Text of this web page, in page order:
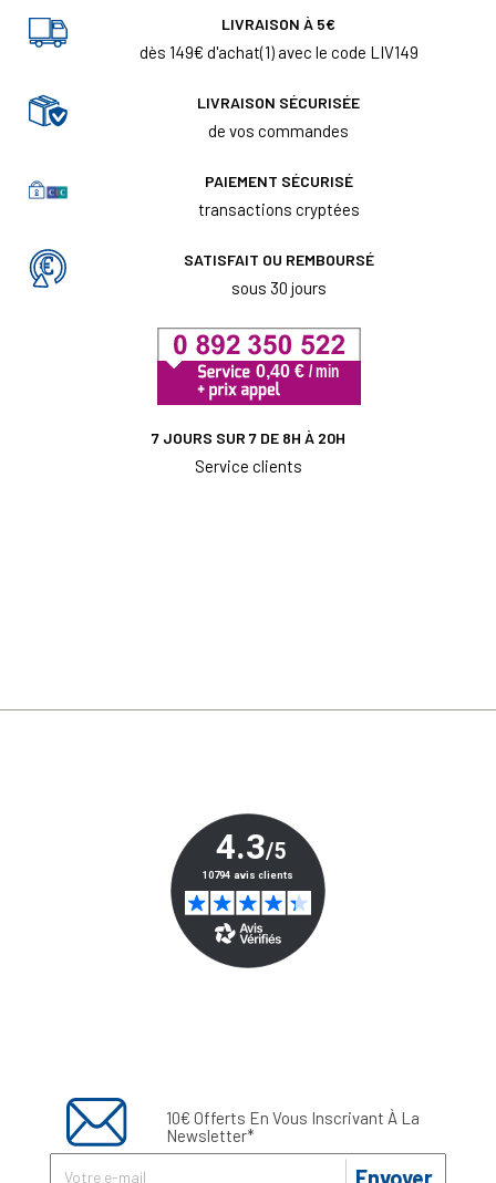
LIVRAISON À 5€
dès 149€ d'achat(1) avec le code LIV149
LIVRAISON SÉCURISÉE
de vos commandes
PAIEMENT SÉCURISÉ
transactions cryptées
SATISFAIT OU REMBOURSÉ
sous 30 jours
7 JOURS SUR 7 DE 8H À 20H
Service clients
10€ Offerts En Vous Inscrivant À La
Newsletter*
Envoyer